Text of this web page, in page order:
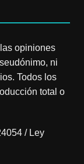
opiniones
ni
Todos los
total o
/ Ley